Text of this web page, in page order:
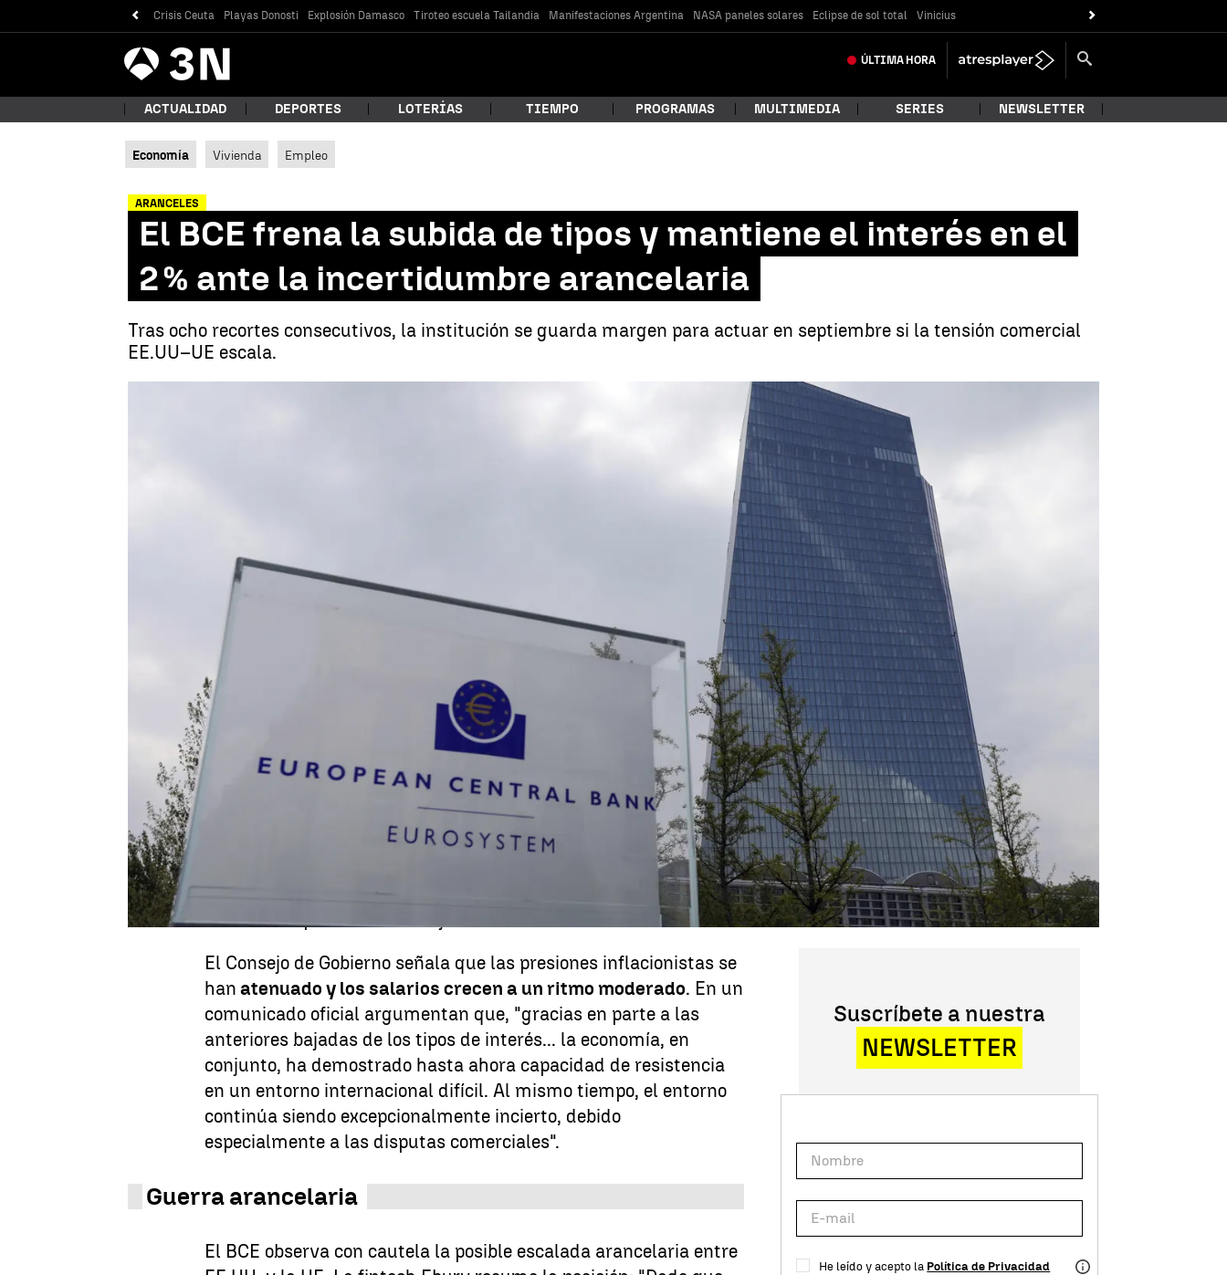
Crisis Ceuta Playas Donosti Explosión Damasco Tiroteo escuela Tailandia Manifestaciones Argentina NASA paneles solares Eclipse de sol total Vinicius
Antena
3 Noticias ÚLTIMA HORA
¿Qué estás buscando?
Buscar
ACTUALIDAD DEPORTES LOTERÍAS TIEMPO PROGRAMAS MULTIMEDIA SERIES NEWSLETTER
Economía Vivienda Empleo
ARANCELES
El BCE frena la subida de tipos y mantiene el interés en el
2 % ante la incertidumbre arancelaria
Tras ocho recortes consecutivos, la institución se guarda margen para actuar en septiembre si la tensión comercial
EE.UU–UE escala.
Celia de Santiago
Actualizado:
Publicado:
WhatsappFacebook
X Linkedin
El Banco Central Europeo ( ) ha decidido
mantener los tipos
de interés en el 2 % una vez concluido un ciclo de recortes
iniciado hace casi un año. Desde junio pasado, se han producido
ocho rebajas consecutivas, hasta el punto en que el tipo de
depósito ha pasado del 4 % al nivel actual. Los analistas ya
anticipaban esta pausa, calificada por muchos como una medida
"necesaria" para evaluar mejor el entorno económico volátil.
El Consejo de Gobierno señala que las presiones inflacionistas se
han atenuado y los salarios crecen a un ritmo moderado. En un
comunicado oficial argumentan que, "gracias en parte a las
anteriores bajadas de los tipos de interés... la economía, en
conjunto, ha demostrado hasta ahora capacidad de resistencia
en un entorno internacional difícil. Al mismo tiempo, el entorno
continúa siendo excepcionalmente incierto, debido
especialmente a las disputas comerciales".
Guerra arancelaria
El BCE observa con cautela la posible escalada arancelaria entre
Suscríbete a nuestra
NEWSLETTER
He leído y acepto la Política de Privacidad